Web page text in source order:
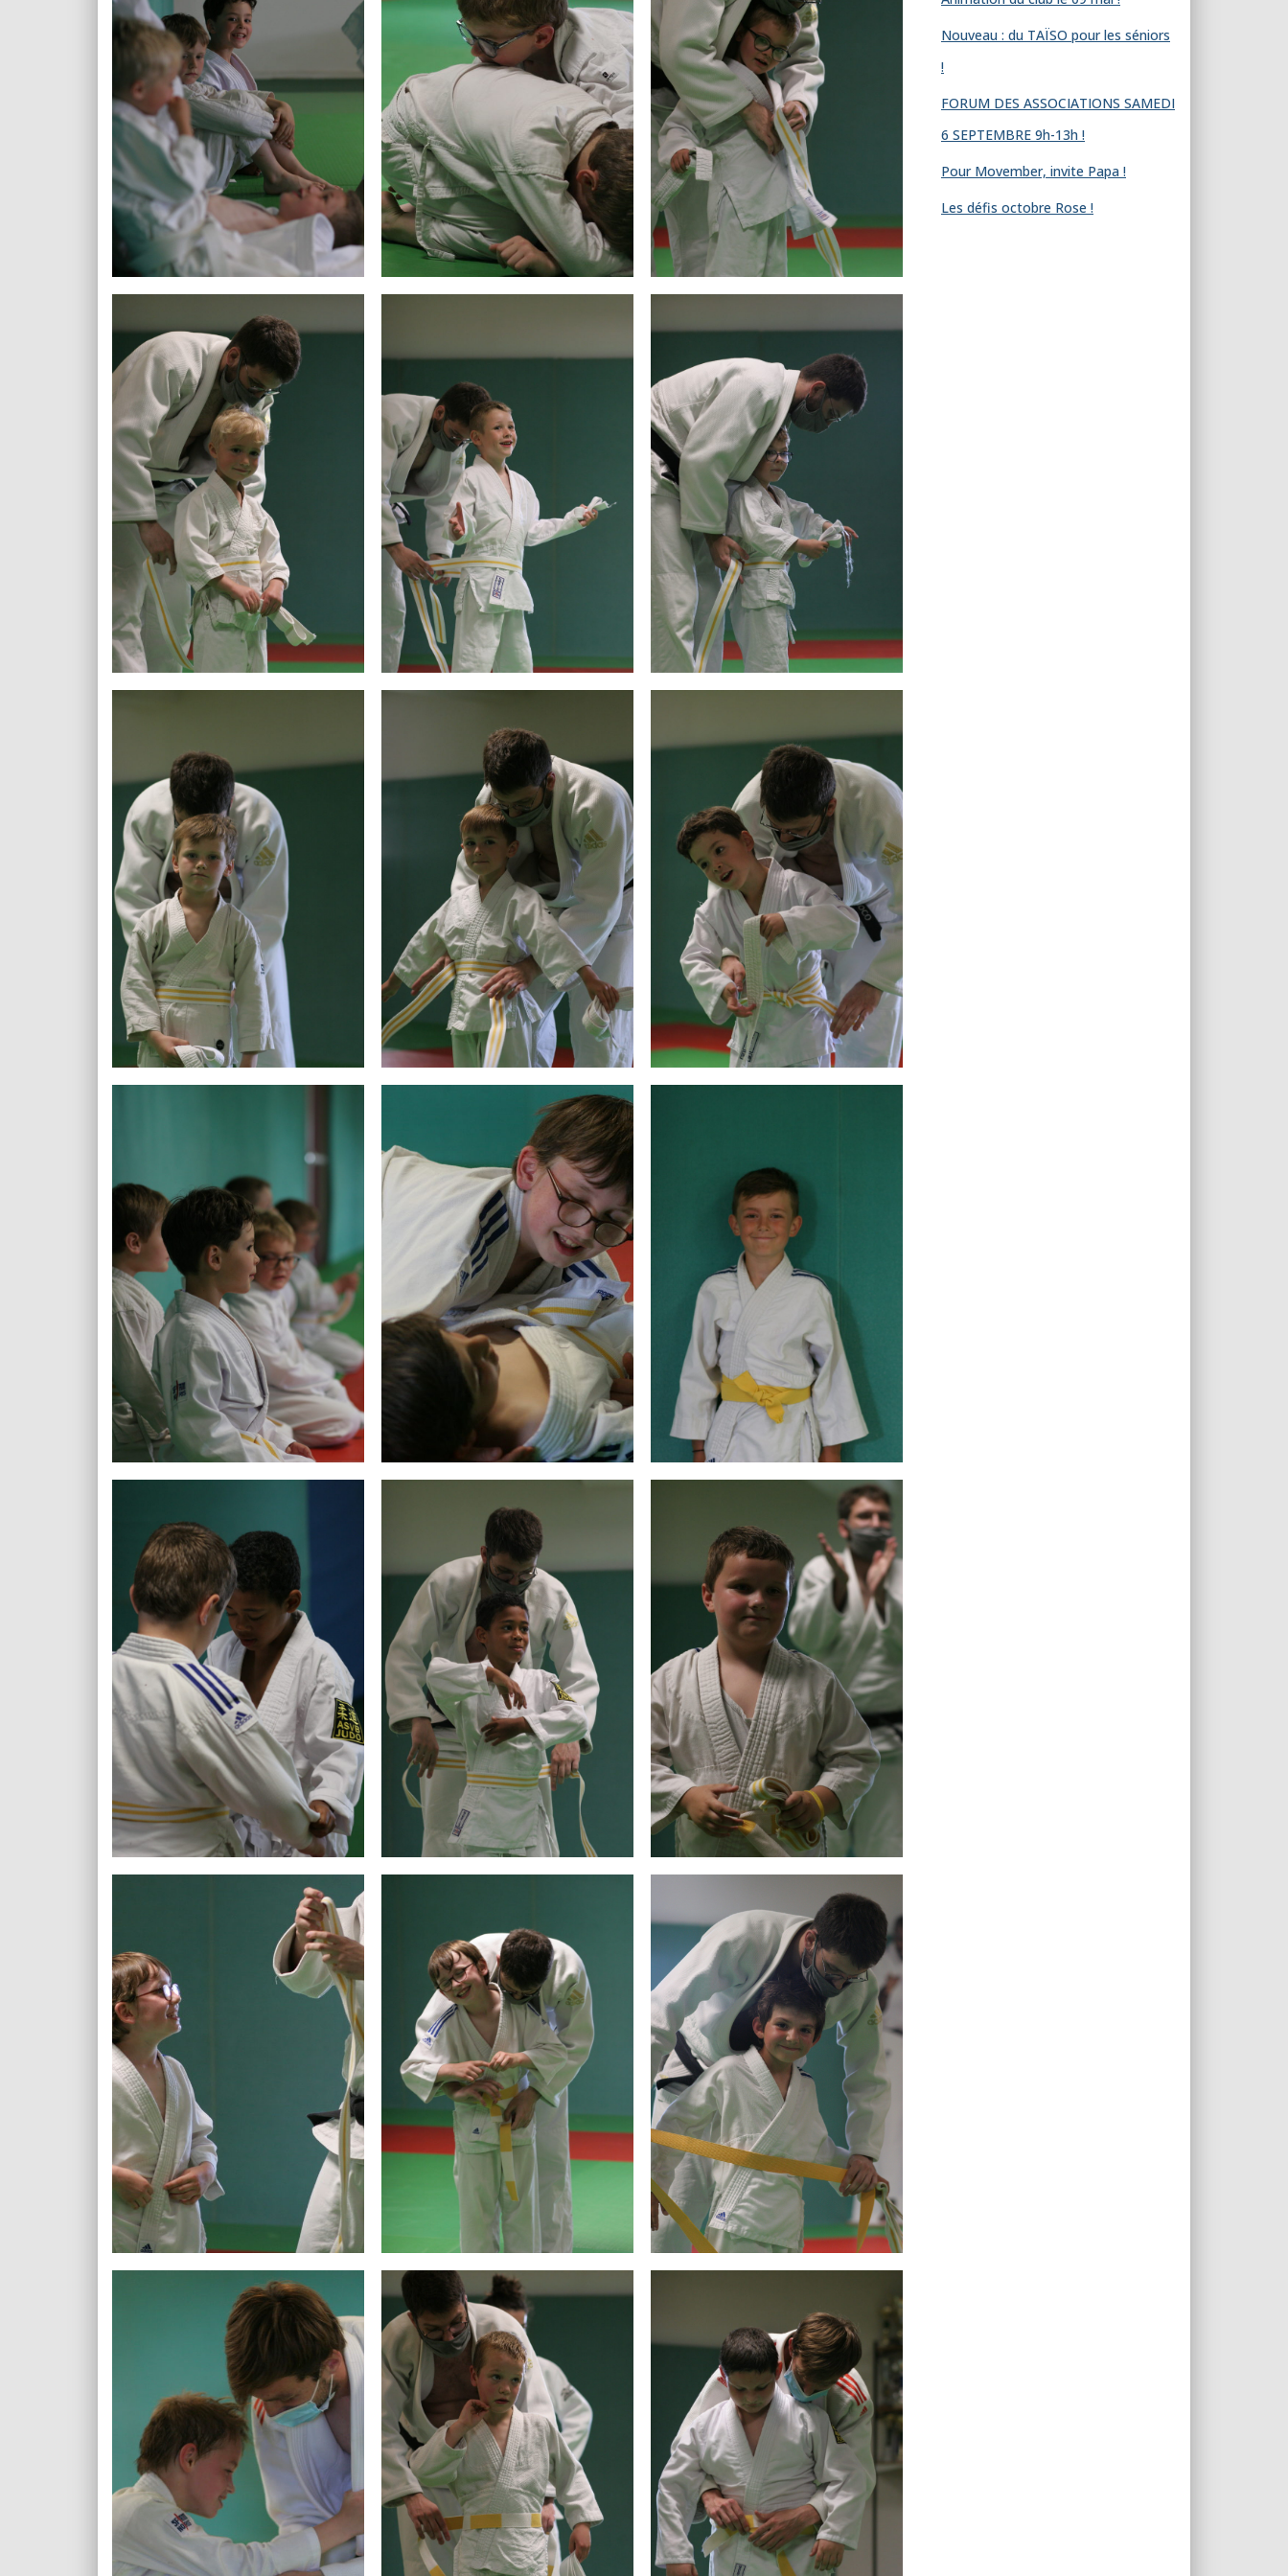
Nouveau : du TAÏSO pour les séniors
!
FORUM DES ASSOCIATIONS SAMEDI
6 SEPTEMBRE 9h-13h !
Pour Movember, invite Papa !
Les défis octobre Rose !